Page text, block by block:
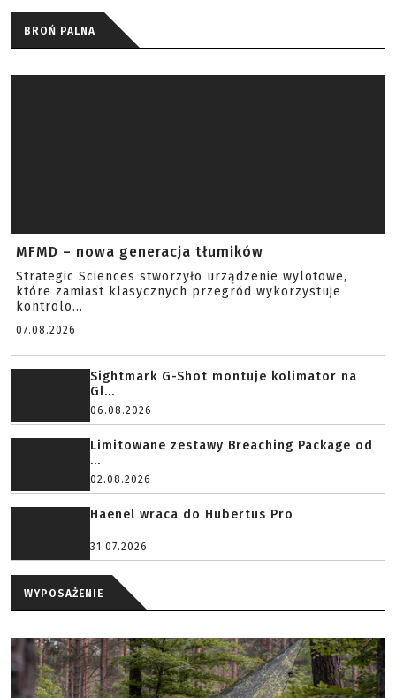
BROŃ PALNA
MFMD – nowa generacja tłumików
Strategic Sciences stworzyło urządzenie wylotowe,
które zamiast klasycznych przegród wykorzystuje
kontrolo...
07.08.2026
Sightmark G-Shot montuje kolimator na
Gl...
06.08.2026
Limitowane zestawy Breaching Package od
...
02.08.2026
Haenel wraca do Hubertus Pro
31.07.2026
WYPOSAŻENIE